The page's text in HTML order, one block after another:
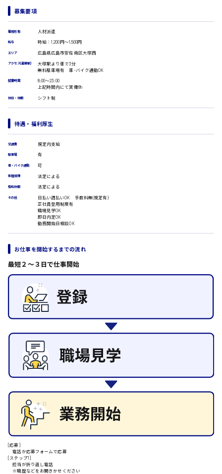
経理事務
営業事務
医療事務
IT・クリエイティブ系
プログラマー
販売・サービス・フード系
販売
ラウンダー営業
施工管理
自動車整備士
配送・ドライバー
広島市安佐南区
広島市安佐北区
廿日市市
東広島市
安芸高田市
山県郡
時給1500円以上
時給制すべて
日給8000円～
日給10000円以上
募集要項
雇用形態 人材派遣
給与 時給：1,200円～1,500円
エリア 広島県広島市安佐南区大塚西
アクセス(最寄駅)
大塚駅より車で3分
無料駐車場有 車･バイク通勤OK
就業時間
8:00〜23:00
上記時間内にて実働8h
休日・休暇 シフト制
待遇・福利厚生
交通費 規定内支給
駐車場 有
車・バイク通勤 可
各種保険 法定による
有給休暇 法定による
その他
日払い週払いOK 手数料無(規定有)
正社員登用制度有
職場見学OK
即日内定OK
勤務開始日相談OK
お仕事を開始するまでの流れ
最短２〜３日で仕事開始
[応募]
電話か応募フォームで応募
[ステップ1]
担当が折り返し電話
※職歴などをお聞きかせください